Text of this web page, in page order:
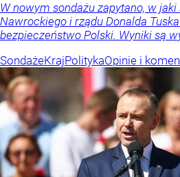
W nowym sondażu zapytano, w
Nawrockiego i rządu Donalda
bezpieczeństwo Polski. Wyniki są
SondażeKrajPolitykaOpinie i